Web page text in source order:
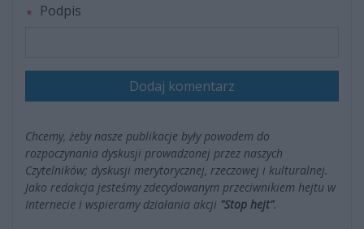
Podpis
Dodaj komentarz
Chcemy, żeby nasze publikacje były powodem do
rozpoczynania dyskusji prowadzonej przez naszych
Czytelników; dyskusji merytorycznej, rzeczowej i kulturalnej.
Jako redakcja jesteśmy zdecydowanym przeciwnikiem hejtu w
Internecie i wspieramy działania akcji "Stop hejt".